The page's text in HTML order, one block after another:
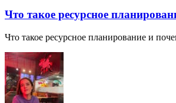
Что такое ресурсное
Что такое ресурсное планирование и